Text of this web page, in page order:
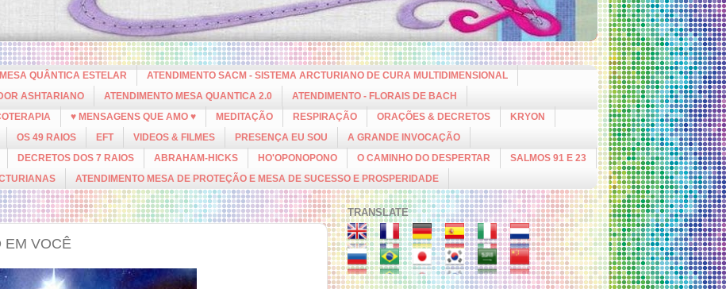
QUÂNTICA ESTELAR
ATENDIMENTO SACM - SISTEMA ARCTURIANO DE CURA MULTIDIMENSIONAL
ASHTARIANO
ATENDIMENTO MESA QUANTICA 2.0
ATENDIMENTO - FLORAIS DE BACH
♥ MENSAGENS QUE AMO ♥ MEDITAÇÃO RESPIRAÇÃO ORAÇÕES & DECRETOS
KRYON
OS 49 RAIOS EFT VIDEOS & FILMES PRESENÇA EU SOU
A GRANDE INVOCAÇÃO
DECRETOS DOS 7 RAIOS ABRAHAM-HICKS HO'OPONOPONO O CAMINHO DO DESPERTAR
SALMOS 91 E 23
ATENDIMENTO MESA DE PROTEÇÃO E MESA DE SUCESSO E PROSPERIDADE
EM VOCÊ
TRANSLATE